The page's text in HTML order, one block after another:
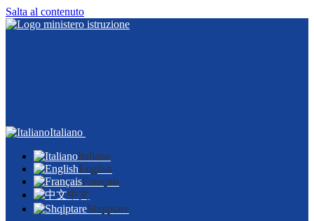
Salta al contenuto
Italiano
Italiano
English
Français
中文
Shqiptare